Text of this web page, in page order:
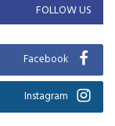
FOLLOW US
Facebook
Instagram